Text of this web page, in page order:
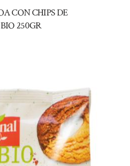
CON CHIPS DE
250GR